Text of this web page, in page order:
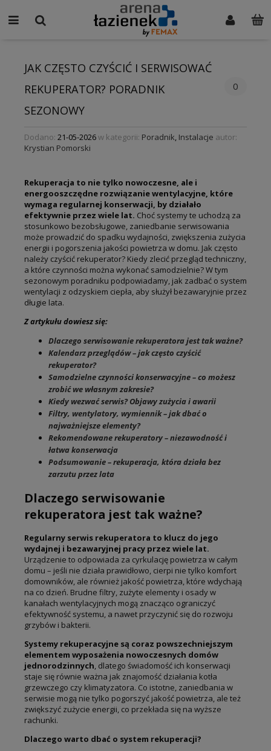
JAK CZĘSTO CZYŚCIĆ I SERWISOWAĆ
REKUPERATOR? PORADNIK
SEZONOWY
0
Dodano: 21-05-2026w kategorii: Poradnik Instalacje autor:
Krystian Pomorski
Rekuperacja to nie tylko nowoczesne, ale i
energooszczędne rozwiązanie wentylacyjne, które
wymaga regularnej konserwacji, by działało
efektywnie przez wiele lat. Choć systemy te uchodzą za
stosunkowo bezobsługowe, zaniedbanie serwisowania
może prowadzić do spadku wydajności, zwiększenia zużycia
energii i pogorszenia jakości powietrza w domu. Jak często
należy czyścić rekuperator? Kiedy zlecić przegląd techniczny,
a które czynności można wykonać samodzielnie? W tym
sezonowym poradniku podpowiadamy, jak zadbać o system
wentylacji z odzyskiem ciepła, aby służył bezawaryjnie przez
długie lata.
Z artykułu dowiesz się:
Dlaczego serwisowanie rekuperatora jest tak ważne?
Kalendarz przeglądów – jak często czyścić
rekuperator?
Samodzielne czynności konserwacyjne – co możesz
zrobić we własnym zakresie?
Kiedy wezwać serwis? Objawy zużycia i awarii
Filtry, wentylatory, wymiennik – jak dbać o
najważniejsze elementy?
Rekomendowane rekuperatory – niezawodność i
łatwa konserwacja
Podsumowanie – rekuperacja, która działa bez
zarzutu przez lata
Dlaczego serwisowanie
rekuperatora jest tak ważne?
Regularny serwis rekuperatora to klucz do jego
wydajnej i bezawaryjnej pracy przez wiele lat.
Urządzenie to odpowiada za cyrkulację powietrza w całym
domu – jeśli nie działa prawidłowo, cierpi nie tylko komfort
domowników, ale również jakość powietrza, które wdychają
na co dzień. Brudne filtry, zużyte elementy i osady w
kanałach wentylacyjnych mogą znacząco ograniczyć
efektywność systemu, a nawet przyczynić się do rozwoju
grzybów i bakterii.
Systemy rekuperacyjne są coraz powszechniejszym
elementem wyposażenia nowoczesnych domów
jednorodzinnych, dlatego świadomość ich konserwacji
staje się równie ważna jak znajomość działania kotła
grzewczego czy klimatyzatora. Co istotne, zaniedbania w
serwisie mogą nie tylko pogorszyć jakość powietrza, ale też
zwiększyć zużycie energii, co przekłada się na wyższe
rachunki.
Dlaczego warto dbać o system rekuperacji?